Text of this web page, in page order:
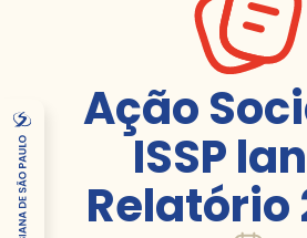
Ação
ISSP
Relatório